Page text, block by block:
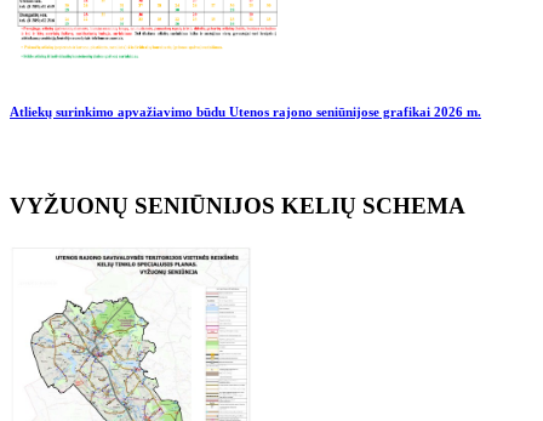
Atliekų surinkimo apvažiavimo būdu Utenos rajono seniūnijose grafikai 2026 m.
VYŽUONŲ SENIŪNIJOS KELIŲ SCHEMA